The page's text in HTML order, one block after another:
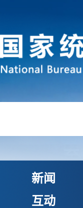
新闻
互动